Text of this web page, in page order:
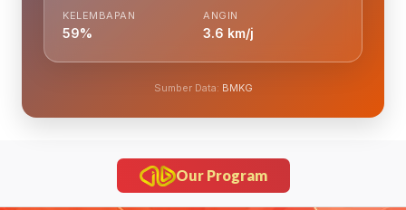
KELEMBAPAN
59%
ANGIN
3.6 km/j
Sumber Data: BMKG
Our Program